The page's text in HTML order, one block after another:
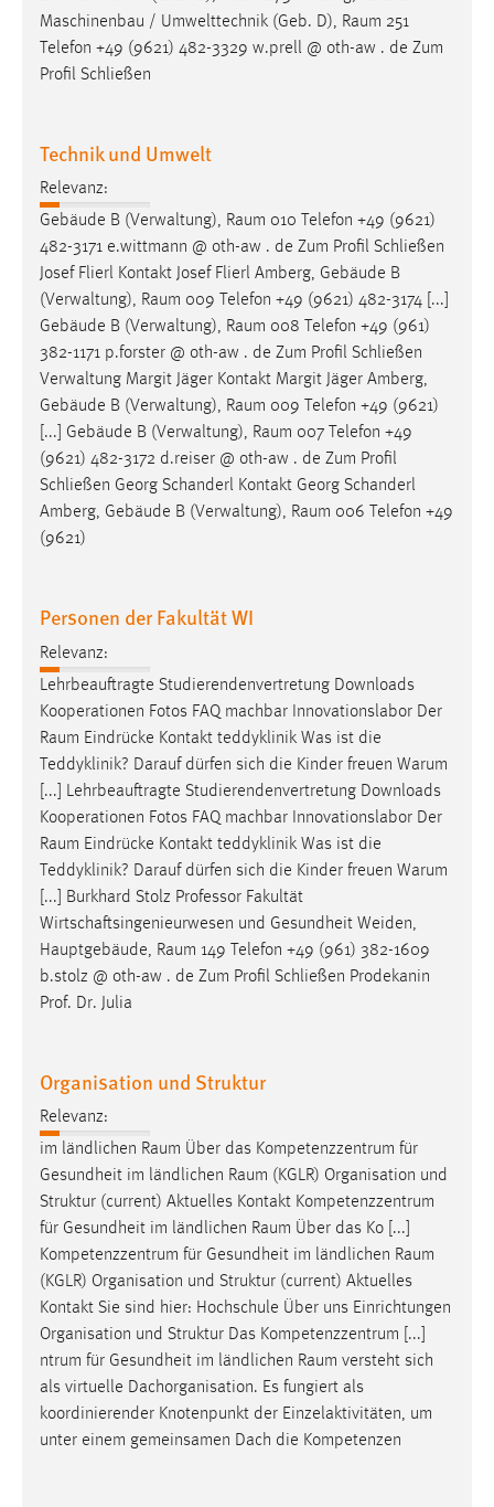
Maschinenbau / Umwelttechnik (Geb. D), Raum 251
Telefon +49 (9621) 482-3329 w.prell @ oth-aw . de Zum
Profil Schließen
Technik und Umwelt
Relevanz:
Gebäude B (Verwaltung), Raum 010 Telefon +49 (9621)
482-3171 e.wittmann @ oth-aw . de Zum Profil Schließen
Josef Flierl Kontakt Josef Flierl Amberg, Gebäude B
(Verwaltung), Raum 009 Telefon +49 (9621) 482-3174 [...]
Gebäude B (Verwaltung), Raum 008 Telefon +49 (961)
382-1171 p.forster @ oth-aw . de Zum Profil Schließen
Verwaltung Margit Jäger Kontakt Margit Jäger Amberg,
Gebäude B (Verwaltung), Raum 009 Telefon +49 (9621)
[...] Gebäude B (Verwaltung), Raum 007 Telefon +49
(9621) 482-3172 d.reiser @ oth-aw . de Zum Profil
Schließen Georg Schanderl Kontakt Georg Schanderl
Amberg, Gebäude B (Verwaltung), Raum 006 Telefon +49
(9621)
Personen der Fakultät WI
Relevanz:
Lehrbeauftragte Studierendenvertretung Downloads
Kooperationen Fotos FAQ machbar Innovationslabor Der
Raum Eindrücke Kontakt teddyklinik Was ist die
Teddyklinik? Darauf dürfen sich die Kinder freuen Warum
[...] Lehrbeauftragte Studierendenvertretung Downloads
Kooperationen Fotos FAQ machbar Innovationslabor Der
Raum Eindrücke Kontakt teddyklinik Was ist die
Teddyklinik? Darauf dürfen sich die Kinder freuen Warum
[...] Burkhard Stolz Professor Fakultät
Wirtschaftsingenieurwesen und Gesundheit Weiden,
Hauptgebäude, Raum 149 Telefon +49 (961) 382-1609
b.stolz @ oth-aw . de Zum Profil Schließen Prodekanin
Prof. Dr. Julia
Organisation und Struktur
Relevanz:
im ländlichen Raum Über das Kompetenzzentrum für
Gesundheit im ländlichen Raum (KGLR) Organisation und
Struktur (current) Aktuelles Kontakt Kompetenzzentrum
für Gesundheit im ländlichen Raum Über das Ko [...]
Kompetenzzentrum für Gesundheit im ländlichen Raum
(KGLR) Organisation und Struktur (current) Aktuelles
Kontakt Sie sind hier: Hochschule Über uns Einrichtungen
Organisation und Struktur Das Kompetenzzentrum [...]
ntrum für Gesundheit im ländlichen Raum versteht sich
als virtuelle Dachorganisation. Es fungiert als
koordinierender Knotenpunkt der Einzelaktivitäten, um
unter einem gemeinsamen Dach die Kompetenzen